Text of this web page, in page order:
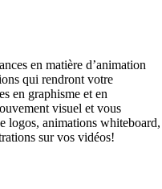
en matière d’animation
qui rendront votre
en graphisme et en
visuel et vous
logos, animations whiteboard,
sur vos vidéos!